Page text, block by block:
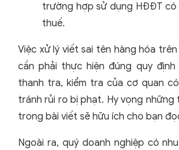
trường hợp sử dụng HĐĐT có
thuế.
Việc xử lý viết sai tên hàng hóa
cần phải thực hiện đúng quy
thanh tra, kiểm tra của cơ quan
tránh rủi ro bị phạt. Hy vọng những
trong bài viết sẽ hữu ích cho bạn
Ngoài ra, quý doanh nghiệp có